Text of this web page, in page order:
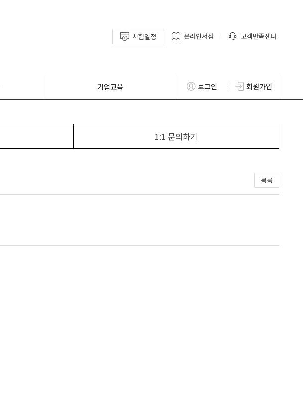
시험일정 온라인서점 고객만족센터
기업교육 로그인 회원가입
1:1 문의하기
목록